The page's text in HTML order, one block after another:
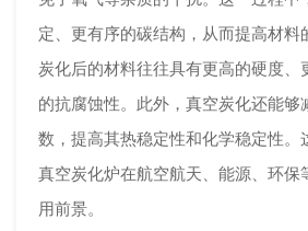
定、更有序的碳结构，从而提高材料
炭化后的材料往往具有更高的硬度、
的抗腐蚀性。此外，真空炭化还能够
数，提高其热稳定性和化学稳定性。
真空炭化炉在航空航天、能源、环保
用前景。